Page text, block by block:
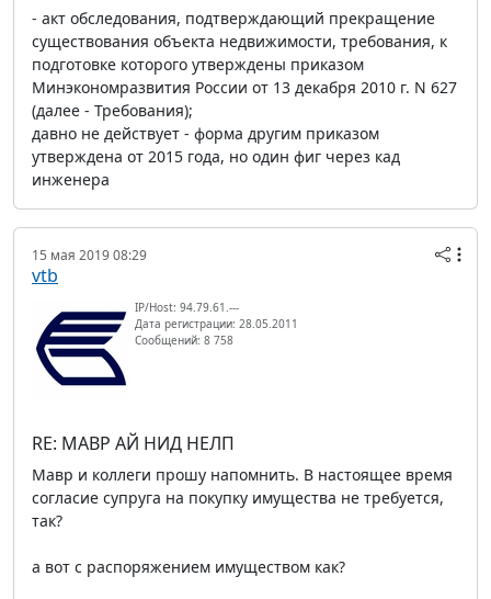
- акт обследования, подтверждающий прекращение
существования объекта недвижимости, требования, к
подготовке которого утверждены приказом
Минэкономразвития России от 13 декабря 2010 г. N 627
(далее - Требования);
давно не действует - форма другим приказом
утверждена от 2015 года, но один фиг через кад
инженера
15 мая 2019 08:29
vtb
IP/Host: 94.79.61.---
Дата регистрации: 28.05.2011
Сообщений: 8 758
RE: МАВР АЙ НИД НЕЛП
Мавр и коллеги прошу напомнить. В настоящее время
согласие супруга на покупку имущества не требуется,
так?
а вот с распоряжением имуществом как?